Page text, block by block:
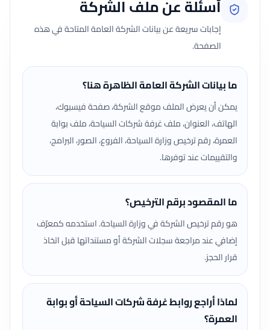
أسئلة عن ملف الشركة
إجابات سريعة عن بيانات الشركة العامة المتاحة في هذه
الصفحة.
ما بيانات الشركة العامة الظاهرة هنا؟
يمكن أن يعرض الملف موقع الشركة، صفحة فيسبوك،
الهاتف، العنوان، ملف غرفة شركات السياحة، ملف بوابة
العمرة، رقم ترخيص وزارة السياحة، الفروع، الصور، البرامج،
والتقييمات عند توفرها.
ما المقصود برقم الترخيص؟
هو رقم ترخيص الشركة في وزارة السياحة. استخدمه كمعرّف
إضافي عند مراجعة سجلات الشركة أو مستنداتها قبل اتخاذ
قرار الحجز.
لماذا أراجع روابط غرفة شركات السياحة أو بوابة
العمرة؟